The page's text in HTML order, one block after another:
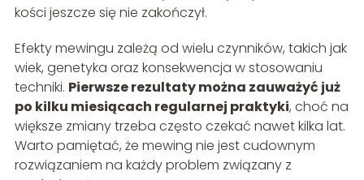
kości jeszcze się nie zakończył.
Efekty mewingu zależą od wielu czynników, takich jak
wiek, genetyka oraz konsekwencja w stosowaniu
techniki. Pierwsze rezultaty można zauważyć już
po kilku miesiącach regularnej praktyki, choć na
większe zmiany trzeba często czekać nawet kilka lat.
Warto pamiętać, że mewing nie jest cudownym
rozwiązaniem na każdy problem związany z